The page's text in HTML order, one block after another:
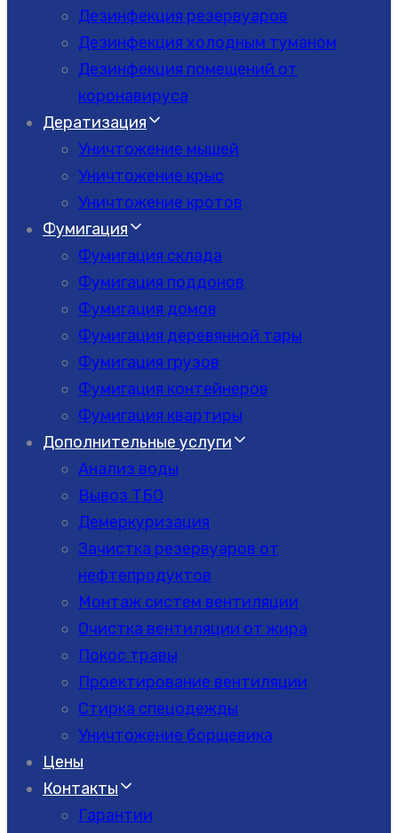
Дезинфекция резервуаров
Дезинфекция холодным туманом
Дезинфекция помещений от
коронавируса
Дератизация
Уничтожение мышей
Уничтожение крыс
Уничтожение кротов
Фумигация
Фумигация склада
Фумигация поддонов
Фумигация домов
Фумигация деревянной тары
Фумигация грузов
Фумигация контейнеров
Фумигация квартиры
Дополнительные услуги
Анализ воды
Вывоз ТБО
Демеркуризация
Зачистка резервуаров от
нефтепродуктов
Монтаж систем вентиляции
Очистка вентиляции от жира
Покос травы
Проектирование вентиляции
Стирка спецодежды
Уничтожение борщевика
Цены
Контакты
Гарантии